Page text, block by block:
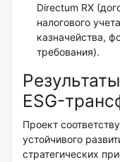
Directum RX
налогового
казначейства,
требования).
ESG-
Проект
устойчивого
стратегических